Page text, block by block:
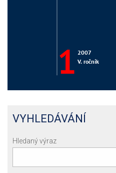
VYHLEDÁVÁNÍ
Hledaný výraz